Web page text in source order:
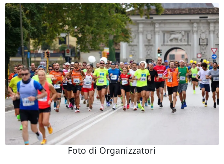
Foto di Organizzatori